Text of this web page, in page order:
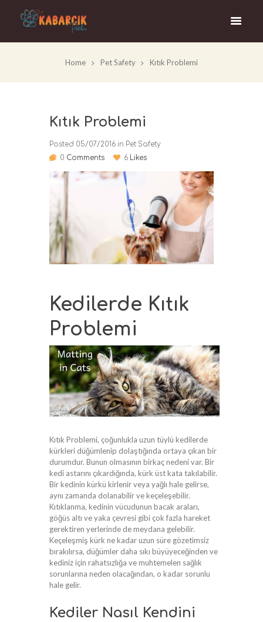
Home Pet Safety Kıtık Problemi
Kıtık Problemi
Posted 05/07/2016 in Pet Safety
0 Comments 6Likes
Kedilerde Kıtık
Problemi
Kıtık Problemi, çoğunlukla uzun tüylü kedilerde
kürkleri düğümlenip dolaştığında ortaya çıkan bir
durumdur. Bunun olmasının birkaç nedeni var. Bir
kedi astarını çıkardığında, kürk üst kata takılabilir.
Bir kedinin kürkü kirlenir veya yağlı hale gelirse,
aynı zamanda dolanabilir ve keçeleşebilir.
Kıtıklanma, kedinin vücudunun bacak araları,
göğüs altı ve yaka çevresi gibi çok fazla hareket
gerektiren yerlerinde de meydana gelebilir.
Keçeleşmiş kürk ne kadar uzun süre gözetimsiz
bırakılırsa, düğümler daha sıkı büyüyeceğinden ve
kediniz için rahatsızlığa ve muhtemelen sağlık
sorunlarına neden olacağından, o kadar sorunlu
hale gelir.
Kediler Nasıl Kendini